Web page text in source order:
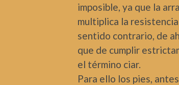
imposible, ya que la
multiplica la resistencia
sentido contrario, de
que de cumplir
el término ciar.
Para ello los pies,